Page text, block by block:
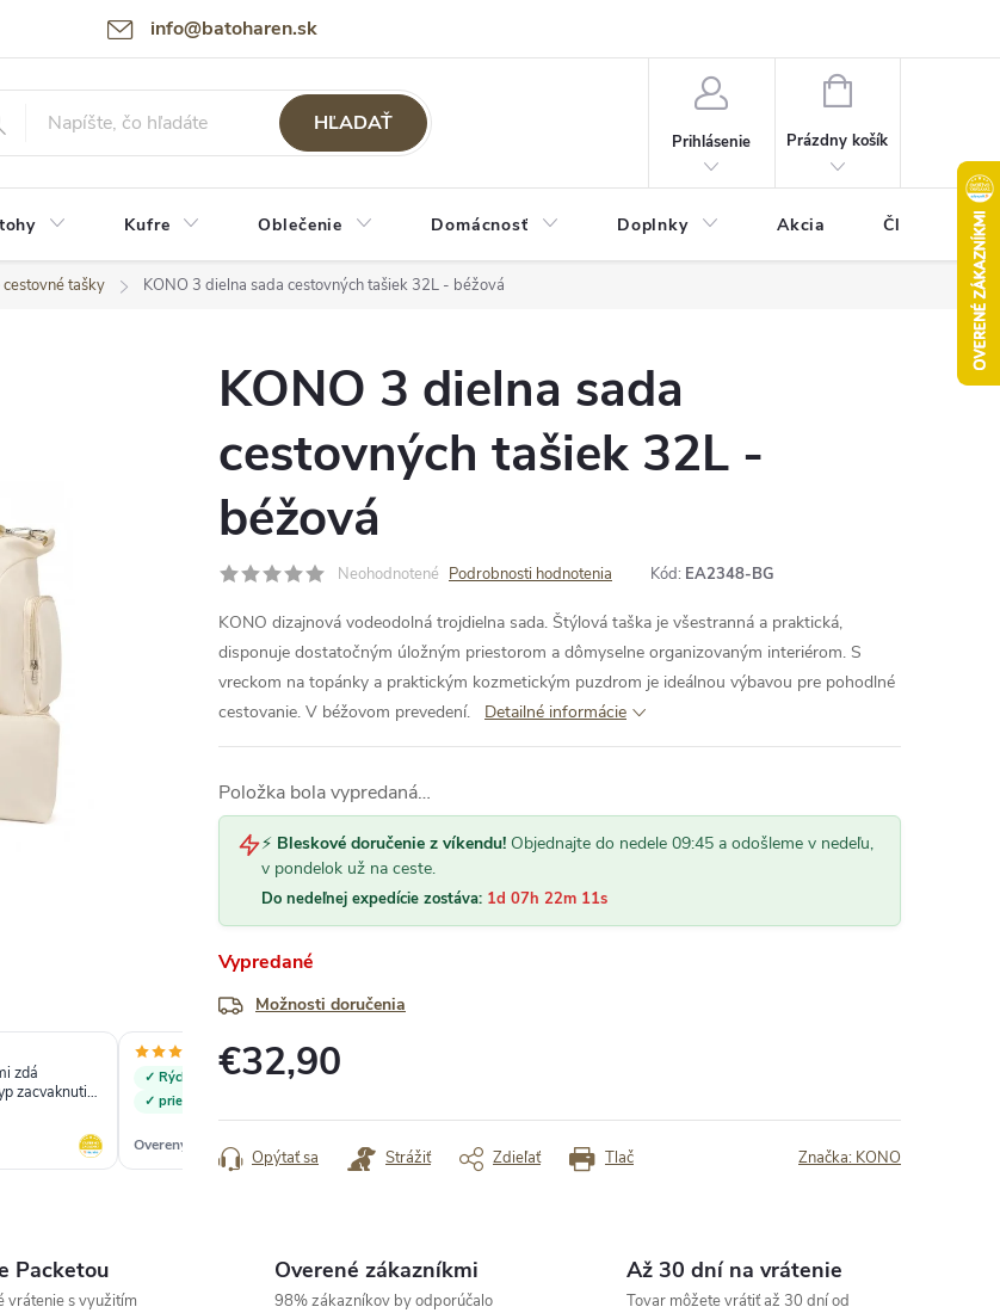
info@batoharen.sk
osobných údajov (GDPR) Podmienky použitia webu
HĽADAŤ
Prihlásenie
NÁKUPNÝ
Prázdny košík
Kufre Oblečenie Domácnosť Doplnky Akcia Články
tašky KONO 3 dielna sada cestovných tašiek 32L - béžová
zdá
zacvaknutia
✓ Rýchla a jasná komunikácia
✓ priehľadný web
Overený zákazník Overený zákazník
KONO 3 dielna sada
cestovných tašiek 32L -
béžová
Neohodnotené Podrobnosti hodnotenia Kód: EA2348-BG
KONO dizajnová vodeodolná trojdielna sada. Štýlová taška je všestranná a praktická,
disponuje dostatočným úložným priestorom a dômyselne organizovaným interiérom. S
vreckom na topánky a praktickým kozmetickým puzdrom je ideálnou výbavou pre pohodlné
cestovanie. V béžovom prevedení.
Detailné informácie
Položka bola vypredaná…
⚡ Bleskové doručenie z víkendu! Objednajte do nedele 09:45 a odošleme v nedeľu,
v pondelok už na ceste.
Do nedeľnej expedície zostáva: 1d 07h 22m 10s
Vypredané
Možnosti doručenia
€32,90
cena:
Tlač
Opýtať sa Strážiť Zdieľať Značka: KONO
Packetou
vrátenie s využitím
Overené zákazníkmi
98% zákazníkov by odporúčalo
Až 30 dní na vrátenie
Tovar môžete vrátiť až 30 dní od